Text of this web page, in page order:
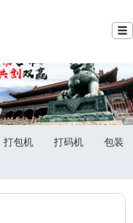
☰
打包机 打码机
包装